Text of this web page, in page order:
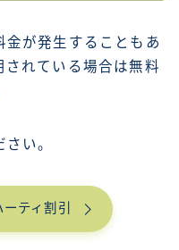
が発生することもあ
されている場合は無料
い。
ティ割引